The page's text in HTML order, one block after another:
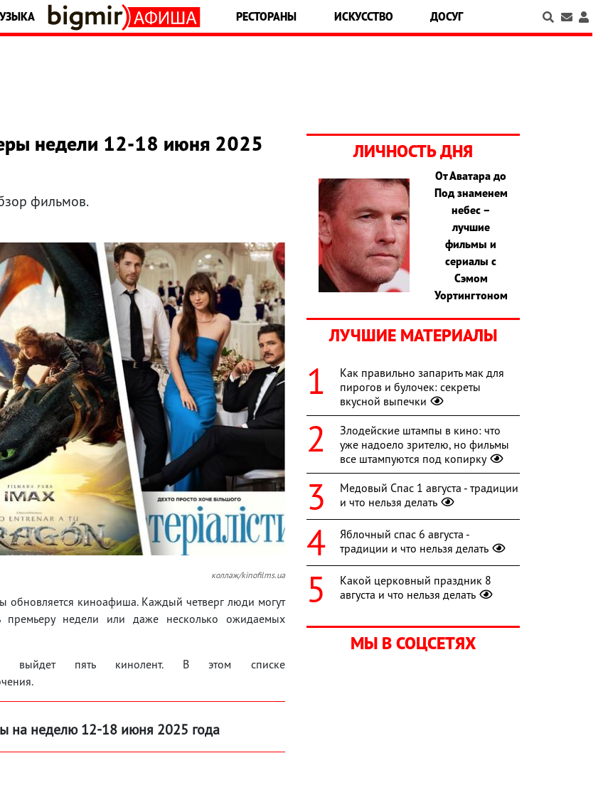
РЕСТОРАНЫ ИСКУССТВО ДОСУГ
недели 12-18 июня 2025
фильмов.
коллаж/kinofilms.ua
обновляется киноафиша. Каждый четверг люди могут
премьеру недели или даже несколько ожидаемых
пять кинолент. В этом списке
на неделю 12-18 июня 2025 года
ЛИЧНОСТЬ ДНЯ
От Аватара до
Под знаменем
небес –
лучшие
фильмы и
сериалы с
Сэмом
Уортингтоном
ЛУЧШИЕ МАТЕРИАЛЫ
Как правильно запарить мак для
пирогов и булочек: секреты
вкусной выпечки
Злодейские штампы в кино: что
уже надоело зрителю, но фильмы
все штампуются под копирку
Медовый Спас 1 августа - традиции
и что нельзя делать
Яблочный спас 6 августа -
традиции и что нельзя делать
Какой церковный праздник 8
августа и что нельзя делать
МЫ В СОЦСЕТЯХ